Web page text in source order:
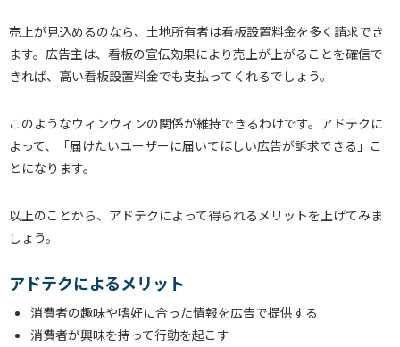
売上が見込めるのなら、土地所有者は看板設置料金を多く請求でき
ます。広告主は、看板の宣伝効果により売上が上がることを確信で
きれば、高い看板設置料金でも支払ってくれるでしょう。
このようなウィンウィンの関係が維持できるわけです。アドテクに
よって、「届けたいユーザーに届いてほしい広告が訴求できる」こ
とになります。
以上のことから、アドテクによって得られるメリットを上げてみま
しょう。
アドテクによるメリット
消費者の趣味や嗜好に合った情報を広告で提供する
消費者が興味を持って行動を起こす